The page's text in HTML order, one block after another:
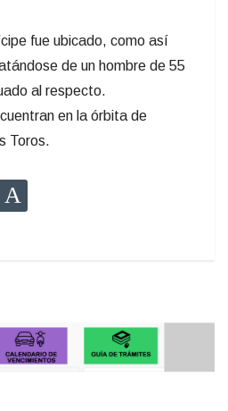
fue ubicado, como así
de un hombre de 55
al respecto.
en la órbita de
Toros.